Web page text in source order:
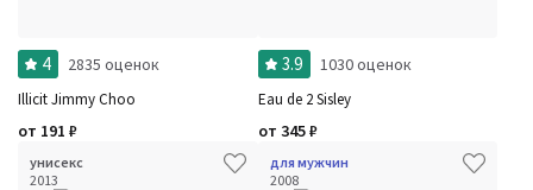
4 2835 оценок
Illicit Jimmy Choo
от 191 ₽
3.9 1030 оценок
Eau de 2 Sisley
от 345₽
унисекс
2013
для мужчин
2008